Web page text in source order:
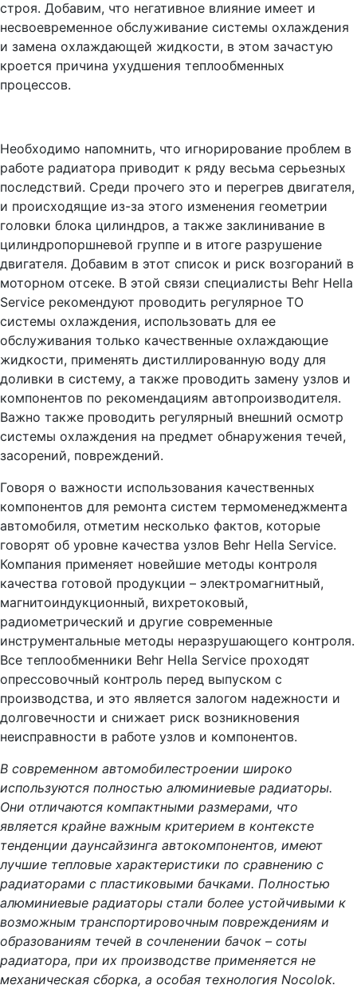
строя. Добавим, что негативное влияние имеет и
несвоевременное обслуживание системы охлаждения
и замена охлаждающей жидкости, в этом зачастую
кроется причина ухудшения теплообменных
процессов.
Необходимо напомнить, что игнорирование проблем в
работе радиатора приводит к ряду весьма серьезных
последствий. Среди прочего это и перегрев двигателя,
и происходящие из-за этого изменения геометрии
головки блока цилиндров, а также заклинивание в
цилиндропоршневой группе и в итоге разрушение
двигателя. Добавим в этот список и риск возгораний в
моторном отсеке. В этой связи специалисты Behr Hella
Service рекомендуют проводить регулярное ТО
системы охлаждения, использовать для ее
обслуживания только качественные охлаждающие
жидкости, применять дистиллированную воду для
доливки в систему, а также проводить замену узлов и
компонентов по рекомендациям автопроизводителя.
Важно также проводить регулярный внешний осмотр
системы охлаждения на предмет обнаружения течей,
засорений, повреждений.
Говоря о важности использования качественных
компонентов для ремонта систем термоменеджмента
автомобиля, отметим несколько фактов, которые
говорят об уровне качества узлов Behr Hella Service.
Компания применяет новейшие методы контроля
качества готовой продукции – электромагнитный,
магнитоиндукционный, вихретоковый,
радиометрический и другие современные
инструментальные методы неразрушающего контроля.
Все теплообменники Behr Hella Service проходят
опрессовочный контроль перед выпуском с
производства, и это является залогом надежности и
долговечности и снижает риск возникновения
неисправности в работе узлов и компонентов.
В современном автомобилестроении широко
используются полностью алюминиевые радиаторы.
Они отличаются компактными размерами, что
является крайне важным критерием в контексте
тенденции даунсайзинга автокомпонентов, имеют
лучшие тепловые характеристики по сравнению с
радиаторами с пластиковыми бачками. Полностью
алюминиевые радиаторы стали более устойчивыми к
возможным транспортировочным повреждениям и
образованиям течей в сочленении бачок – соты
радиатора, при их производстве применяется не
механическая сборка, а особая технология Nocolok.